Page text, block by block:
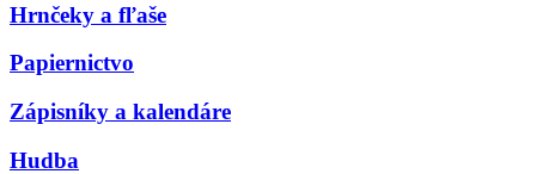
Hrnčeky a fľaše
Papiernictvo
Zápisníky a kalendáre
Hudba